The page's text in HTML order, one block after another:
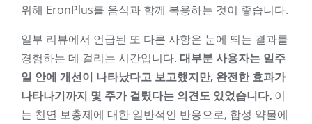
위해 EronPlus를 음식과 함께 복용하는 것이 좋습니다.
일부 리뷰에서 언급된 또 다른 사항은 눈에 띄는 결과를
경험하는 데 걸리는 시간입니다. 대부분 사용자는 일주
일 안에 개선이 나타났다고 보고했지만, 완전한 효과가
나타나기까지 몇 주가 걸렸다는 의견도 있었습니다. 이
는 천연 보충제에 대한 일반적인 반응으로, 합성 약물에